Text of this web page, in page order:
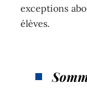
exceptions
élèves.